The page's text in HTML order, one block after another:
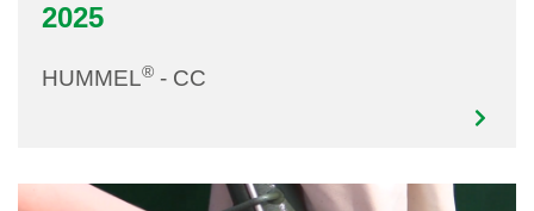
2025
HUMMEL® - CC